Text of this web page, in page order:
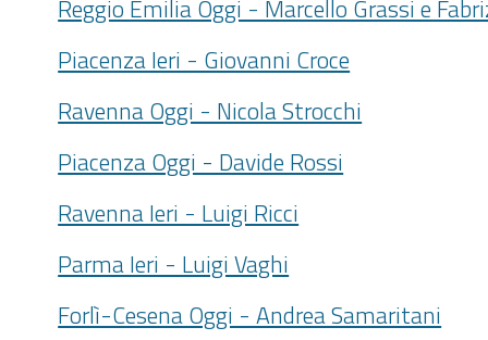
Reggio Emilia Oggi - Marcello Grassi e
Piacenza Ieri - Giovanni Croce
Ravenna Oggi - Nicola Strocchi
Piacenza Oggi - Davide Rossi
Ravenna Ieri - Luigi Ricci
Parma Ieri - Luigi Vaghi
Forlì-Cesena Oggi - Andrea Samaritani